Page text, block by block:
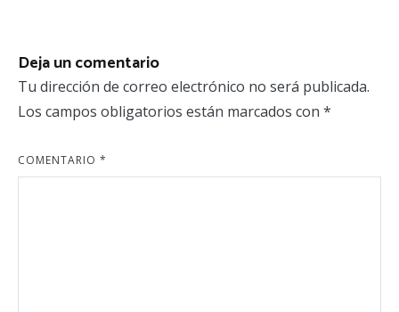
Deja un comentario
Tu dirección de correo electrónico no será publicada.
Los campos obligatorios están marcados con *
COMENTARIO *